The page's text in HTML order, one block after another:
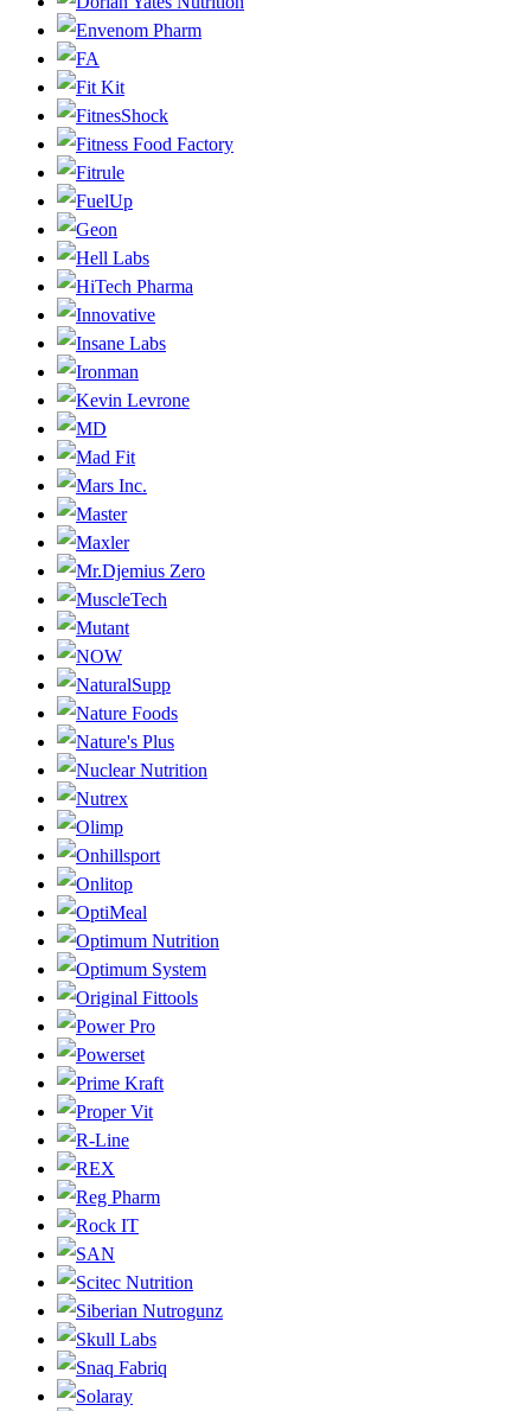
Envenom Pharm
FA
Fit Kit
FitnesShock
Fitness Food Factory
Fitrule
FuelUp
Geon
Hell Labs
HiTech Pharma
Innovative
Insane Labs
Ironman
Kevin Levrone
MD
Mad Fit
Mars Inc.
Master
Maxler
Mr.Djemius Zero
MuscleTech
Mutant
NOW
NaturalSupp
Nature Foods
Nature's Plus
Nuclear Nutrition
Nutrex
Olimp
Onhillsport
Onlitop
OptiMeal
Optimum Nutrition
Optimum System
Original Fittools
Power Pro
Powerset
Prime Kraft
Proper Vit
R-Line
REX
Reg Pharm
Rock IT
SAN
Scitec Nutrition
Siberian Nutrogunz
Skull Labs
Snaq Fabriq
Solaray